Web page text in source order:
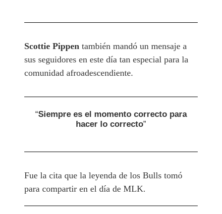
Scottie Pippen también mandó un mensaje a
sus seguidores en este día tan especial para la
comunidad afroadescendiente.
“Siempre es el momento correcto para
hacer lo correcto”
Fue la cita que la leyenda de los Bulls tomó
para compartir en el día de MLK.